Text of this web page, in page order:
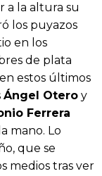
a la altura su
los puyazos
en los
de plata
en estos últimos
Ángel Otero y
Ferrera
mano. Lo
que se
medios tras ver